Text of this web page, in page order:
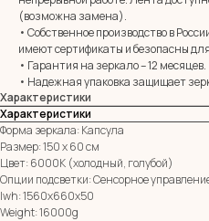
(возможна замена).
• Собственное производство в
имеют сертификаты и безопасны
• Гарантия на зеркало – 12 месяцев.
• Надежная упаковка защищает
Характеристики
Характеристики
Форма зеркала: Капсула
Размер: 150 х 60 см
Цвет: 6000К (холодный, голубой)
Опции подсветки: Сенсорное
lwh: 1560x660x50
Weight: 16000g
х. им. Ленина, ДНТ Виктория,
ул. Казачья, д. 2А
Остались вопросы?
Оставь заявку и мы с Вами свяжемся
Имя
Телефон
+7
Я согласен с политикой